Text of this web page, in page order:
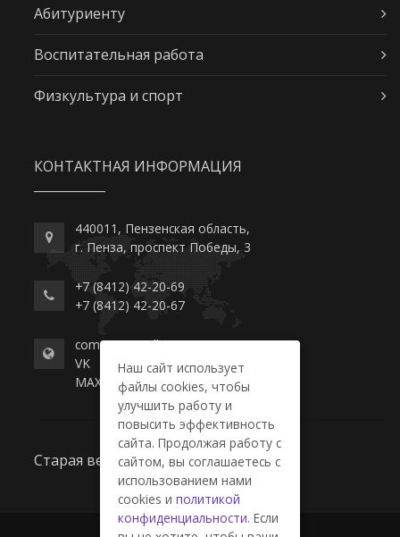
Абитуриенту
Воспитательная работа
Физкультура и спорт
КОНТАКТНАЯ ИНФОРМАЦИЯ
440011, Пензенская область,
г. Пенза, проспект Победы, 3
+7 (8412) 42-20-69
+7 (8412) 42-20-67
commerce-college.ru
VK
MAX
Старая версия сайта
Наш сайт использует
файлы cookies, чтобы
улучшить работу и
повысить эффективность
сайта. Продолжая работу с
сайтом, вы соглашаетесь с
использованием нами
cookies и политикой
конфиденциальности. Если